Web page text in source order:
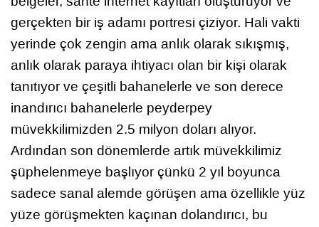
gerçekten bir iş adamı portresi çiziyor. Hali vakti
yerinde çok zengin ama anlık olarak sıkışmış,
anlık olarak paraya ihtiyacı olan bir kişi olarak
tanıtıyor ve çeşitli bahanelerle ve son derece
inandırıcı bahanelerle peyderpey
müvekkilimizden 2.5 milyon doları alıyor.
Ardından son dönemlerde artık müvekkilimiz
şüphelenmeye başlıyor çünkü 2 yıl boyunca
sadece sanal alemde görüşen ama özellikle yüz
yüze görüşmekten kaçınan dolandırıcı, bu